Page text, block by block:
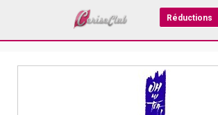
Réductions